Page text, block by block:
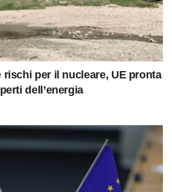
rischi per il nucleare, UE pronta
dell’energia